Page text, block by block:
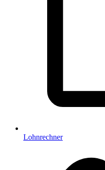
Lohnrechner